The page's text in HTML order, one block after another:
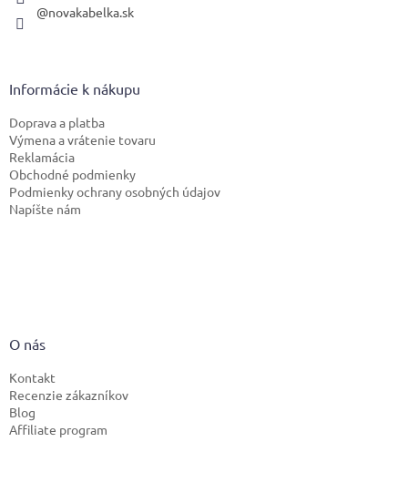
@novakabelka.sk
Informácie k nákupu
Doprava a platba
Výmena a vrátenie tovaru
Reklamácia
Obchodné podmienky
Podmienky ochrany osobných údajov
Napíšte nám
O nás
Kontakt
Recenzie zákazníkov
Blog
Affiliate program